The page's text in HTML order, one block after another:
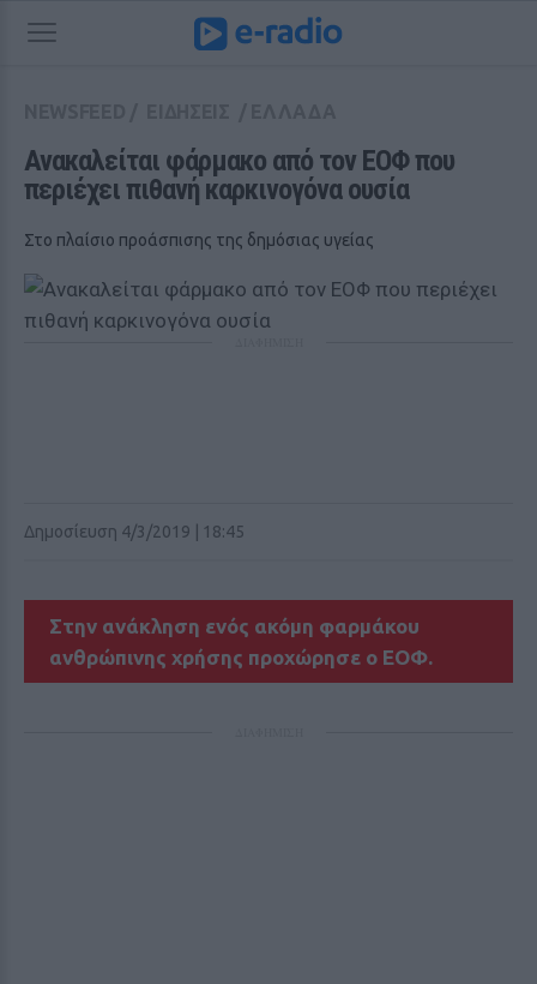
Ανακαλείται φάρμακο από τον ΕΟΦ που
περιέχει πιθανή καρκινογόνα ουσία
Στο πλαίσιο προάσπισης της δημόσιας υγείας
Δημοσίευση 4/3/2019 | 18:45
Στην ανάκληση ενός ακόμη φαρμάκου
ανθρώπινης χρήσης προχώρησε ο ΕΟΦ.